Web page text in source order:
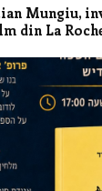
Mungiu,
din La